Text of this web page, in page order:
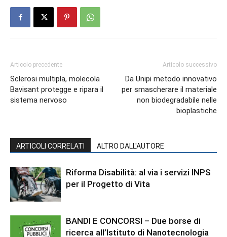
Articolo precedente
Sclerosi multipla, molecola
Bavisant protegge e ripara il
sistema nervoso
Articolo successivo
Da Unipi metodo innovativo
per smascherare il materiale
non biodegradabile nelle
bioplastiche
ARTICOLI CORRELATI ALTRO DALL'AUTORE
Riforma Disabilità: al via i servizi INPS
per il Progetto di Vita
BANDI E CONCORSI – Due borse di
ricerca all’Istituto di Nanotecnologia